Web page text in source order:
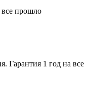
прошло
Гарантия 1 год на все